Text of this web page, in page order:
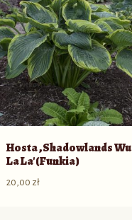
Hosta ‚Shadowlands Wu
La La'(Funkia)
20,00 zł